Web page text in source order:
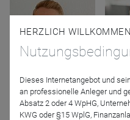
Felix Liptak
ODDO
HERZLICH WILLKOMMEN
Dieses Internetangebot und
an professionelle Anleger und
Absatz 2 oder 4 WpHG,
KWG oder §15 WplG,